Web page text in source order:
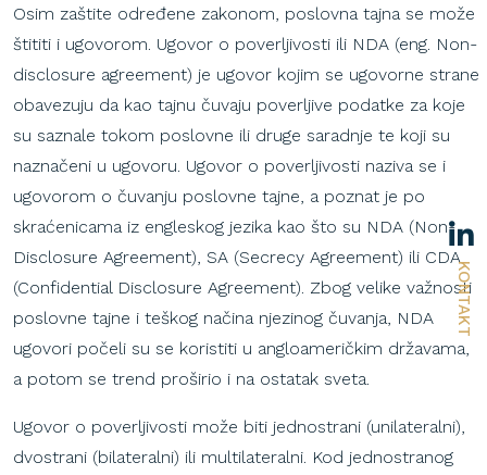
KONTAKT
Osim zaštite određene zakonom, poslovna tajna se može
štititi i ugovorom. Ugovor o poverljivosti ili NDA (eng. Non-
disclosure agreement) je ugovor kojim se ugovorne strane
obavezuju da kao tajnu čuvaju poverljive podatke za koje
su saznale tokom poslovne ili druge saradnje te koji su
naznačeni u ugovoru. Ugovor o poverljivosti naziva se i
ugovorom o čuvanju poslovne tajne, a poznat je po
skraćenicama iz engleskog jezika kao što su NDA (Non-
Disclosure Agreement), SA (Secrecy Agreement) ili CDA
(Confidential Disclosure Agreement). Zbog velike važnosti
poslovne tajne i teškog načina njezinog čuvanja, NDA
ugovori počeli su se koristiti u angloameričkim državama,
a potom se trend proširio i na ostatak sveta.
Ugovor o poverljivosti može biti jednostrani (unilateralni),
dvostrani (bilateralni) ili multilateralni. Kod jednostranog